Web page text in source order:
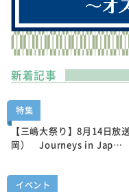
新着記事
特集
【三嶋大祭り】8月14日放
岡） Journeys in Jap…
イベント